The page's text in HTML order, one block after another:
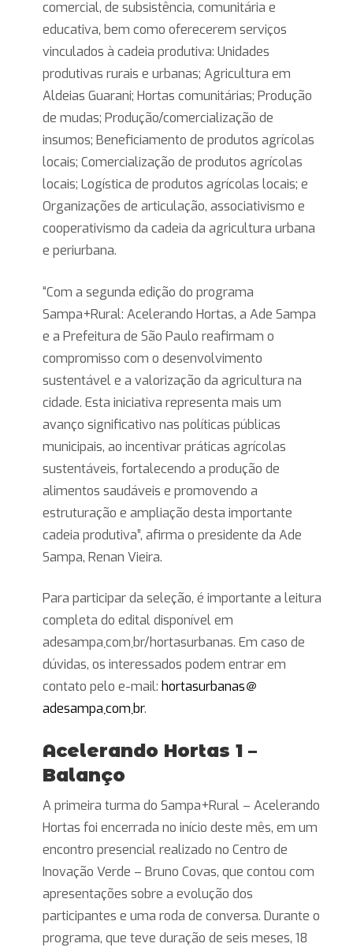
comercial, de subsistência, comunitária e
educativa, bem como oferecerem serviços
vinculados à cadeia produtiva: Unidades
produtivas rurais e urbanas; Agricultura em
Aldeias Guarani; Hortas comunitárias; Produção
de mudas; Produção/comercialização de
insumos; Beneficiamento de produtos agrícolas
locais; Comercialização de produtos agrícolas
locais; Logística de produtos agrícolas locais; e
Organizações de articulação, associativismo e
cooperativismo da cadeia da agricultura urbana
e periurbana.
“Com a segunda edição do programa
Sampa+Rural: Acelerando Hortas, a Ade Sampa
e a Prefeitura de São Paulo reafirmam o
compromisso com o desenvolvimento
sustentável e a valorização da agricultura na
cidade. Esta iniciativa representa mais um
avanço significativo nas políticas públicas
municipais, ao incentivar práticas agrícolas
sustentáveis, fortalecendo a produção de
alimentos saudáveis e promovendo a
estruturação e ampliação desta importante
cadeia produtiva”, afirma o presidente da Ade
Sampa, Renan Vieira.
Para participar da seleção, é importante a leitura
completa do edital disponível em
adesampa܂com܂br/hortasurbanas. Em caso de
dúvidas, os interessados podem entrar em
contato pelo e-mail: hortasurbanas＠
adesampa܂com܂br.
Acelerando Hortas 1 –
Balanço
A primeira turma do Sampa+Rural – Acelerando
Hortas foi encerrada no início deste mês, em um
encontro presencial realizado no Centro de
Inovação Verde – Bruno Covas, que contou com
apresentações sobre a evolução dos
participantes e uma roda de conversa. Durante o
programa, que teve duração de seis meses, 18